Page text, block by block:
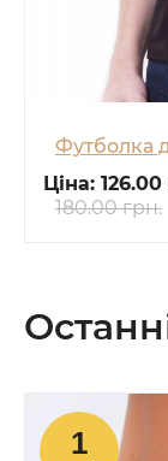
Футболка
Ціна: 126.00
180.00 грн.